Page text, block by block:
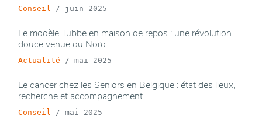
Conseil / juin 2025
Le modèle Tubbe en maison de repos : une révolution
douce venue du Nord
Actualité / mai 2025
Le cancer chez les Seniors en Belgique : état des lieux,
recherche et accompagnement
Conseil / mai 2025